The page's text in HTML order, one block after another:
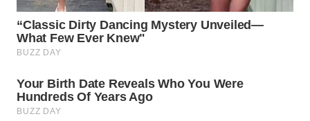
CIANJUR
WN
KEPULAUAN
WN